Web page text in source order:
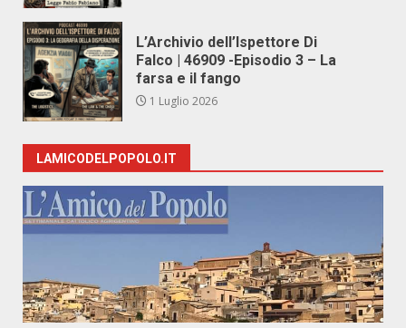
L’Archivio dell’Ispettore Di
Falco | 46909 -Episodio 3 – La
farsa e il fango
1 Luglio 2026
LAMICODELPOPOLO.IT